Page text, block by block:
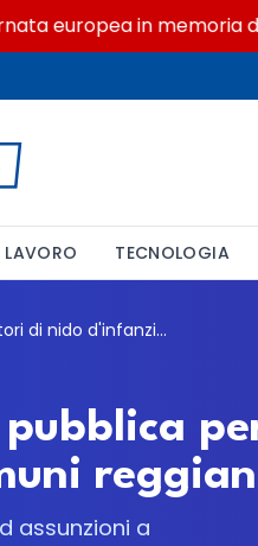
europea in memoria
LAVORO TECNOLOGIA
Unione Tresinaro Secchia: selezione pubblica per educatori di nido d'infanzia nei Comuni reggiani
pubblica
assunzioni a